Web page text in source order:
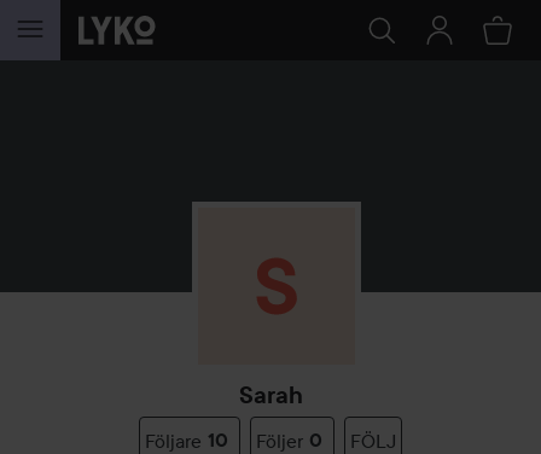
HOPPA TILL INNEHÅLLET
Sarah
Följare 10 Följer 0 FÖLJ